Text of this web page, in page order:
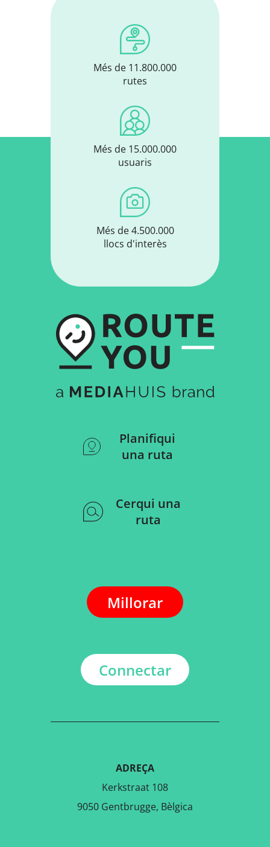
Més de 11.800.000
rutes
Més de 15.000.000
usuaris
Més de 4.500.000
llocs d'interès
Planifiqui
una ruta
Cerqui una
ruta
Millorar
Connectar
ADREÇA
Kerkstraat 108
9050 Gentbrugge, Bèlgica